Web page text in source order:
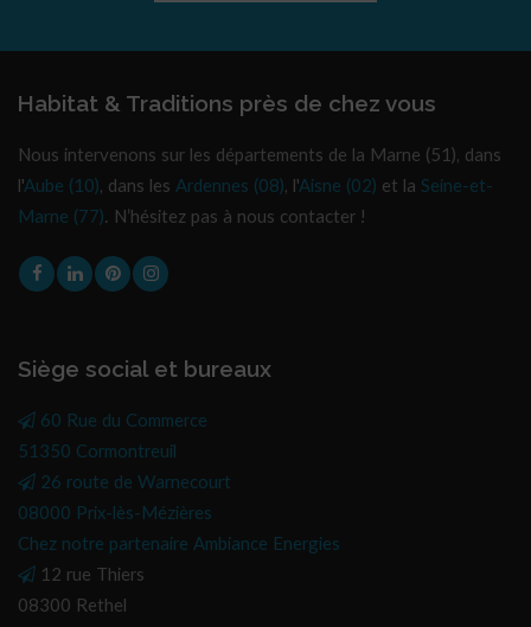
Habitat & Traditions près de chez vous
Nous intervenons sur les départements de la Marne (51), dans
l'Aube (10), dans les Ardennes (08), l'Aisne (02) et la Seine-et-
Marne (77). N’hésitez pas à nous contacter !
Siège social et bureaux
60 Rue du Commerce
51350 Cormontreuil
26 route de Warnecourt
08000 Prix-lès-Mézières
Chez notre partenaire Ambiance Energies
12 rue Thiers
08300 Rethel